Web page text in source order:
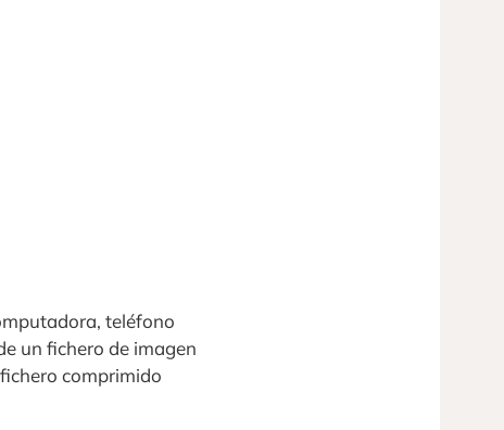
teléfono
un fichero de imagen
comprimido